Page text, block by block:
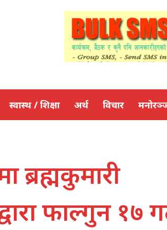
स्वास्थ / शिक्षा अर्थ विचार
ब्रह्मकुमारी
फाल्गुन १७